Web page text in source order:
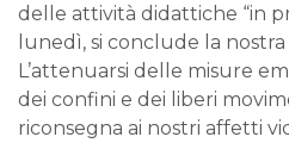
delle attività didattiche “in
lunedì, si conclude la
L’attenuarsi delle misure
dei confini e dei liberi
riconsegna ai nostri affetti